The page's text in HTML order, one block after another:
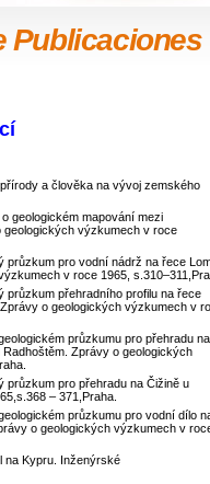
Publicaciones
a člověka na vývoj zemského
geologickém mapování mezi
výzkumech v roce
pro vodní nádrž na řece
v roce 1965,
přehradního profilu na řece
o geologických výzkumech v
průzkumu pro přehradu na
Zprávy o geologických
pro přehradu na Čižině u
– 371,Praha.
průzkumu pro vodní dílo
o geologických výzkumech v
na Kypru. Inženýrské